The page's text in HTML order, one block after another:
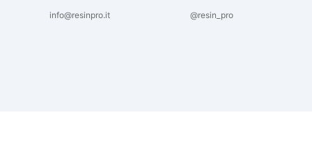
info@resinpro.it @resin_pro